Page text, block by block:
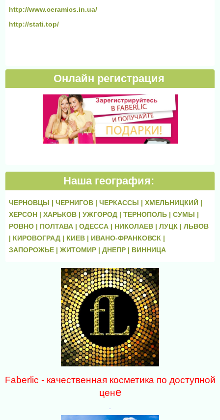
http://www.ceramics.in.ua/
http://stati.top/
Онлайн регистрация
Наша география:
ЧЕРНОВЦЫ |ЧЕРНИГОВ |ЧЕРКАССЫ |ХМЕЛЬНИЦКИЙ |
ХЕРСОН |ХАРЬКОВ |УЖГОРОД |ТЕРНОПОЛЬ |СУМЫ |
РОВНО | ПОЛТАВА |ОДЕССА | НИКОЛАЕВ |ЛУЦК |ЛЬВОВ
| КИРОВОГРАД | КИЕВ | ИВАНО-ФРАНКОВСК |
ЗАПОРОЖЬЕ |ЖИТОМИР |ДНЕПР | ВИННИЦА
Faberlic - качественная косметика по доступной
цене